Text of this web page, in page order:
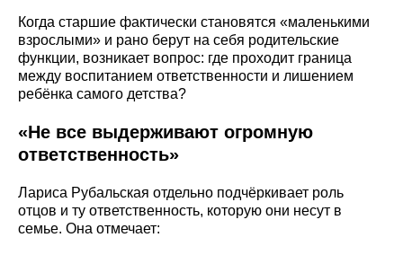
Когда старшие фактически становятся «маленькими
взрослыми» и рано берут на себя родительские
функции, возникает вопрос: где проходит граница
между воспитанием ответственности и лишением
ребёнка самого детства?
«Не все выдерживают огромную
ответственность»
Лариса Рубальская отдельно подчёркивает роль
отцов и ту ответственность, которую они несут в
семье. Она отмечает: